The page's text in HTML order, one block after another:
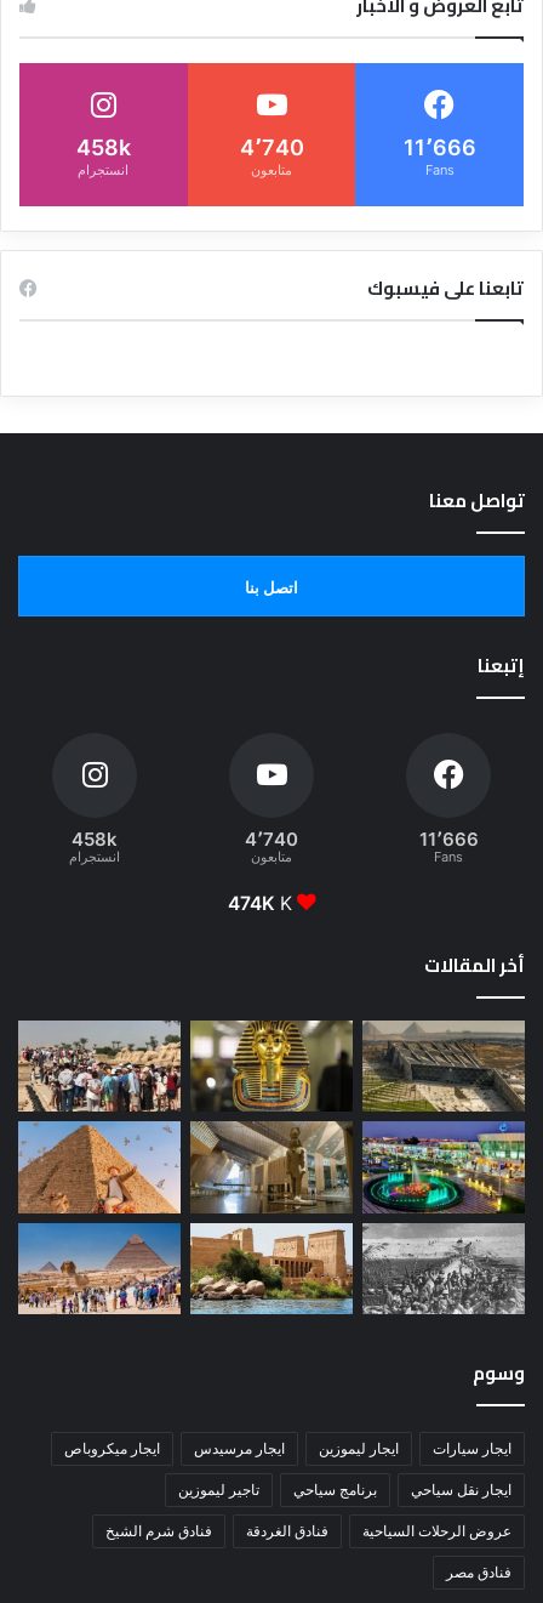
11٬666
Fans
4٬740
متابعون
458k
انستجرام
تابعنا على فيسبوك
تواصل معنا
اتصل بنا
إتبعنا
11٬666
Fans
4٬740
متابعون
458k
انستجرام
474K K
أخر المقالات
وسوم
ايجار سيارات ايجار ليموزين ايجار مرسيدس ايجار ميكروباص
ايجار نقل سياحي برنامج سياحي تاجير ليموزين
عروض الرحلات السياحية فنادق الغردقة فنادق شرم الشيخ
فنادق مصر